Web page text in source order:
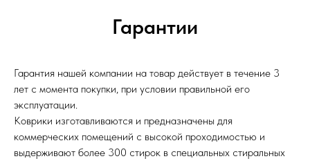
Гарантии
Гарантия нашей компании на товар действует в течение 3
лет с момента покупки, при условии правильной его
эксплуатации.
Коврики изготавливаются и предназначены для
коммерческих помещений с высокой проходимостью и
выдерживают более 300 стирок в специальных стиральных